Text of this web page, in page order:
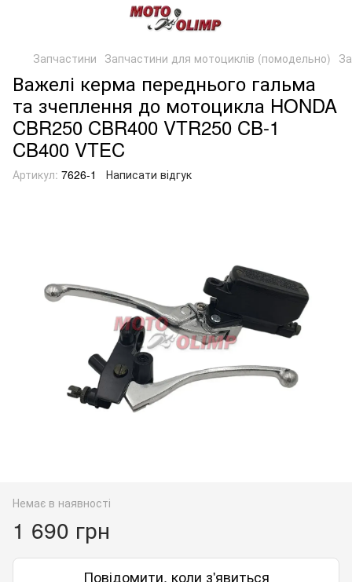
Запчастини Запчастини для мотоциклів (помодельно)
Важелі керма переднього гальма
та зчеплення до мотоцикла HONDA
CBR250 CBR400 VTR250 CB-1
CB400 VTEC
Артикул: 7626-1 Написати відгук
Немає в наявності
1 690 грн
Повідомити, коли з'явиться